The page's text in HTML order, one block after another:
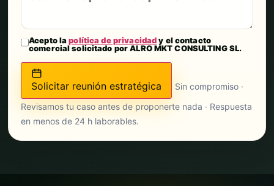
Acepto lapolítica de privacidady el contacto
comercial solicitado por ALRO MKT CONSULTING SL.
Solicitar reunión estratégica
Sin compromiso ·
Revisamos tu caso antes de proponerte nada · Respuesta
en menos de 24 h laborables.